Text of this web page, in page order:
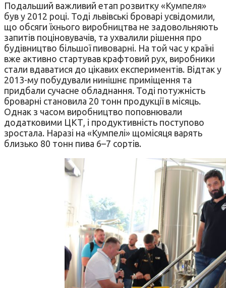
Подальший важливий етап розвитку «Кумпеля»
був у 2012 році. Тоді львівські броварі усвідомили,
що обсяги їхнього виробництва не задовольняють
запитів поціновувачів, та ухвалили рішення про
будівництво більшої пивоварні. На той час у країні
вже активно стартував крафтовий рух, виробники
стали вдаватися до цікавих експериментів. Відтак у
2013-му побудували нинішнє приміщення та
придбали сучасне обладнання. Тоді потужність
броварні становила 20 тонн продукції в місяць.
Однак з часом виробництво поповнювали
додатковими ЦКТ, і продуктивність поступово
зростала. Наразі на «Кумпелі» щомісяця варять
близько 80 тонн пива 6–7 сортів.